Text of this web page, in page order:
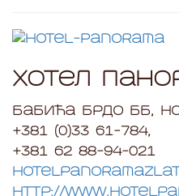
Хотел
Бабића брдо бб,
+381 (0)33 61-784,
+381 62 88-94-021
http://